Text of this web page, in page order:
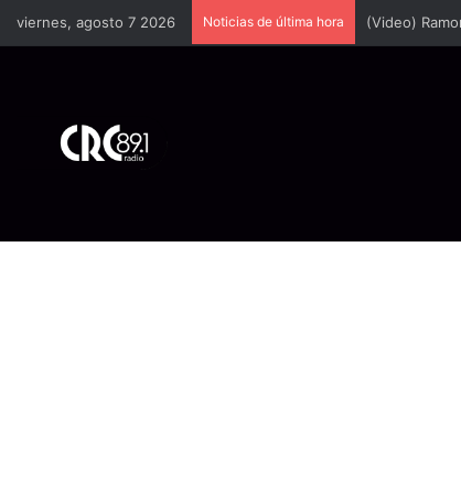
viernes, agosto 7 2026 Noticias de última hora